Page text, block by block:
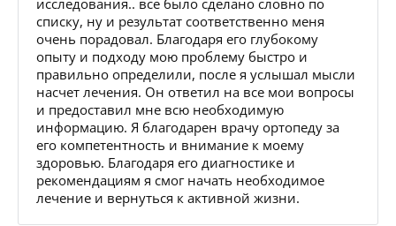
списку, ну и результат соответственно меня
очень порадовал. Благодаря его глубокому
опыту и подходу мою проблему быстро и
правильно определили, после я услышал мысли
насчет лечения. Он ответил на все мои вопросы
и предоставил мне всю необходимую
информацию. Я благодарен врачу ортопеду за
его компетентность и внимание к моему
здоровью. Благодаря его диагностике и
рекомендациям я смог начать необходимое
лечение и вернуться к активной жизни.